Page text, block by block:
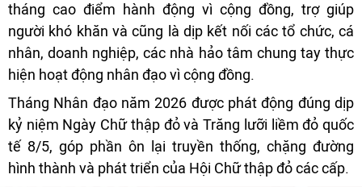
tháng cao điểm hành động vì cộng đồng, trợ giúp
người khó khăn và cũng là dịp kết nối các tổ chức, cá
nhân, doanh nghiệp, các nhà hảo tâm chung tay thực
hiện hoạt động nhân đạo vì cộng đồng.
Tháng Nhân đạo năm 2026 được phát động đúng dịp
kỷ niệm Ngày Chữ thập đỏ và Trăng lưỡi liềm đỏ quốc
tế 8/5, góp phần ôn lại truyền thống, chặng đường
hình thành và phát triển của Hội Chữ thập đỏ các cấp.